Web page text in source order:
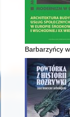
Barbarzyńcy